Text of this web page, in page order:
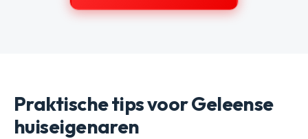
Praktische tips voor Geleense
huiseigenaren